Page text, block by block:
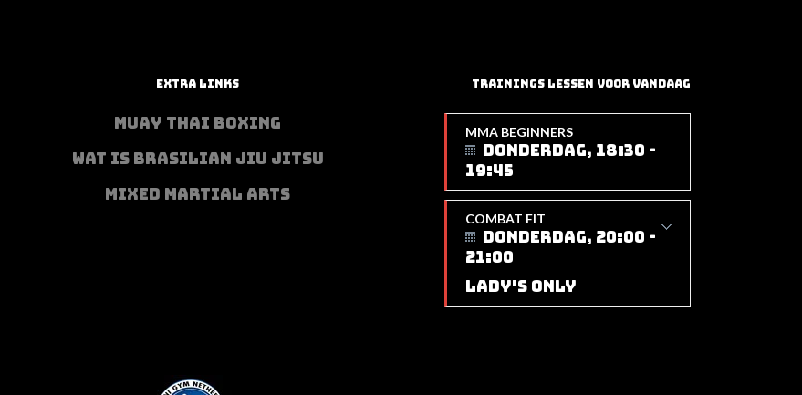
EXTRA LINKS
MUAY THAI BOXING
WAT IS BRASILIAN JIU JITSU
MIXED MARTIAL ARTS
TRAININGS LESSEN VOOR VANDAAG
MMA BEGINNERS
DONDERDAG, 18:30 -
19:45
COMBAT FIT
DONDERDAG, 20:00 -
21:00
LADY'S ONLY